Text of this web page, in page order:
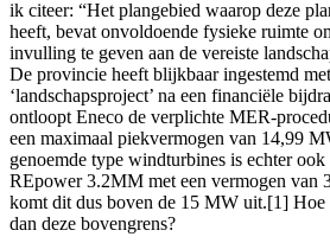
ik citeer: “Het plangebied waarop deze
heeft, bevat onvoldoende fysieke ruimte
invulling te geven aan de vereiste
De provincie heeft blijkbaar ingestemd
‘landschapsproject’ na een financiële
ontloopt Eneco de verplichte MER-
een maximaal piekvermogen van 14,99
genoemde type windturbines is echter ook
REpower 3.2MM met een vermogen van
komt dit dus boven de 15 MW uit.[1] Hoe
dan deze bovengrens?